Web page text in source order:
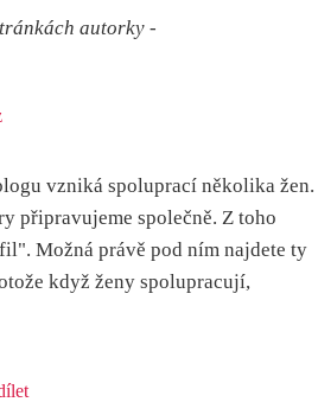
autorky -
vzniká spoluprací několika žen.
připravujeme společně. Z toho
Možná právě pod ním najdete ty
když ženy spolupracují,